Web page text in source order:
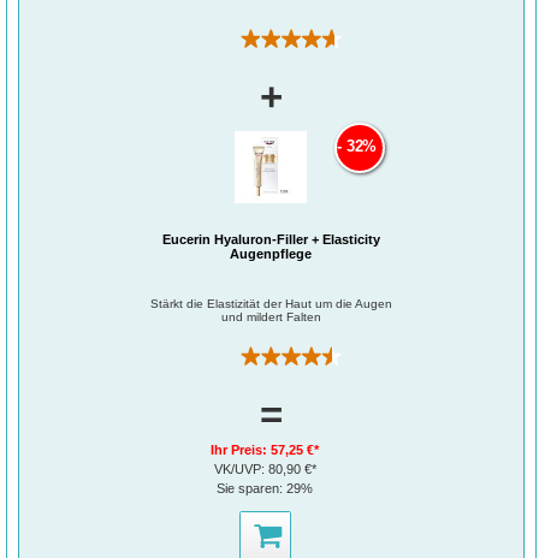
(273)
+
Eucerin Hyaluron-Filler + Elasticity
Augenpflege
Stärkt die Elastizität der Haut um die Augen
und mildert Falten
(259)
32%
=
Ihr Preis:57,25 €*
VK/UVP: 80,90 €*
Sie sparen:29%